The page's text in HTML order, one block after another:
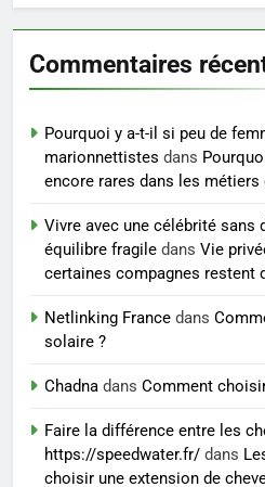
SANTÉ
6
peau
Ordinary
SANTÉ
7
BIEN ÊTRE
8
trouver
sérieux
BIEN ÊTRE
Commentaires
Pourquoi y a-t-il si peu de
marionnettistes dans
encore rares dans les métiers
Vivre avec une célébrité sans
équilibre fragile dans Vie
certaines compagnes restent
Netlinking France dans
solaire ?
Chadna dans Comment
Faire la différence entre les
https://speedwater.fr/ dans
choisir une extension de